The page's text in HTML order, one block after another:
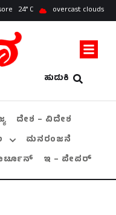
24 overcast clouds
ಹುಡುಕಿ
ದೇಶ – ವಿದೇಶ
ಮನರಂಜನೆ
ಇ – ಪೇಪರ್